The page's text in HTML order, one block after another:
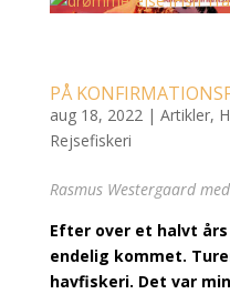
PÅ
aug 18, 2022 | Artikler,
Rejsefiskeri
Rasmus Westergaard
Efter over et halvt
endelig kommet.
havfiskeri. Det var